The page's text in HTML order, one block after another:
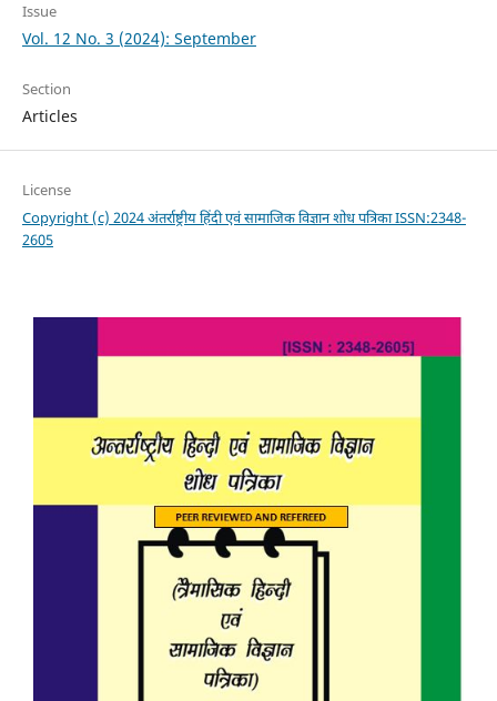
Issue
Vol. 12 No. 3 (2024): September
Section
Articles
License
Copyright (c) 2024 अंतर्राष्ट्रीय हिंदी एवं सामाजिक विज्ञान शोध पत्रिका ISSN:2348-
2605